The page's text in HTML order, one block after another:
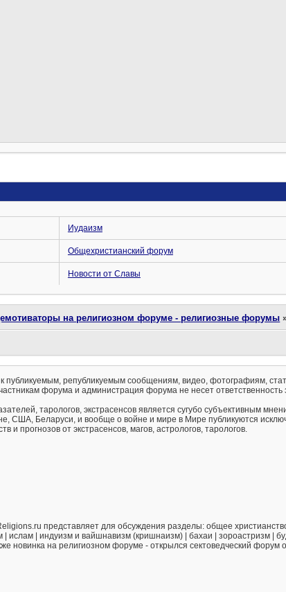
Иудаизм
Общехристианский форум
Новости от Славы
на религиозном форуме - религиозные форумы
публикуемым, републикуемым сообщениям, видео, фотографиям,
форума и администрация форума не несет
тарологов, экстрасенсов является сугубо субъективным
США, Беларуси, и вообще о войне и мире в Мире публикуются
и прогнозов от экстрасенсов, магов, астрологов, тарологов.
представляет для обсуждения разделы: общее
| ислам | индуизм и вайшнавизм (кришнаизм) | бахаи | зороастризм |
новинка на религиозном форуме - открылся сектоведческий